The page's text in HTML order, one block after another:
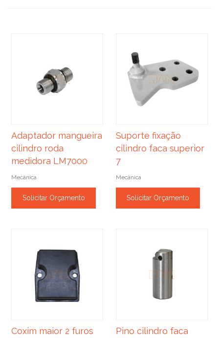
Adaptador mangueira
cilindro roda
medidora LM7000
Mecânica
Solicitar Orçamento
Suporte fixação
cilindro faca superior
7
Mecânica
Solicitar Orçamento
Coxim maior 2 furos Pino cilindro faca